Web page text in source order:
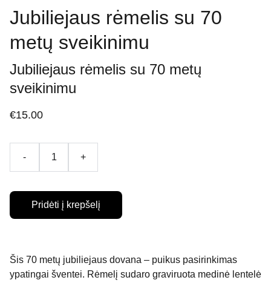
Jubiliejaus rėmelis su 70
metų sveikinimu
Jubiliejaus rėmelis su 70 metų
sveikinimu
€15.00
- +
Pridėti į krepšelį
Šis 70 metų jubiliejaus dovana – puikus pasirinkimas
ypatingai šventei. Rėmelį sudaro graviruota medinė lentelė